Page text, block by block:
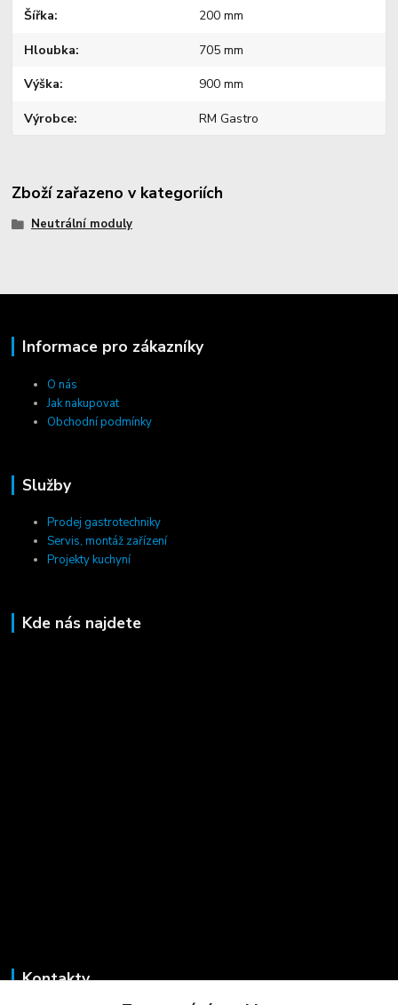
Šířka 200 mm
Hloubka 705 mm
Výška 900 mm
Výrobce RM Gastro
Zboží zařazeno v kategoriích
Neutrální moduly
Informace pro zákazníky
O nás
Jak nakupovat
Obchodní podmínky
Služby
Prodej gastrotechniky
Servis, montáž zařízení
Projekty kuchyní
Kde nás najdete
Kontakty